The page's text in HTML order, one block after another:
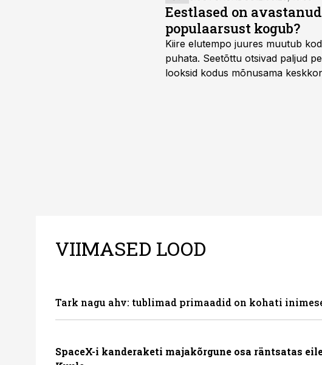
Eestlased on
populaarsust kogub?
Kiire elutempo juures muutub
puhata. Seetõttu otsivad paljud
looksid kodus mõnusama
VIIMASED LOOD
Tark nagu ahv: tublimad primaadid on kohati
SpaceX-i kanderaketi majakõrgune osa räntsatas